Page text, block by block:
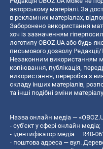
авторському матеріалі. За
в рекламних матеріалах,
Заборонено використання
хоч із зазначенням
логотипу OBOZ.UA або будь-
письмового дозволу
Незаконним використанням
копiювання, публiкацiя,
використання, переробка з
складу інших матеріалів,
та інші подібні зміни
Назва онлайн медіа —
- суб'єкт у сфері онлайн медіа;
- ідентифікатор медіа — R40-
- поштова адреса — вул.